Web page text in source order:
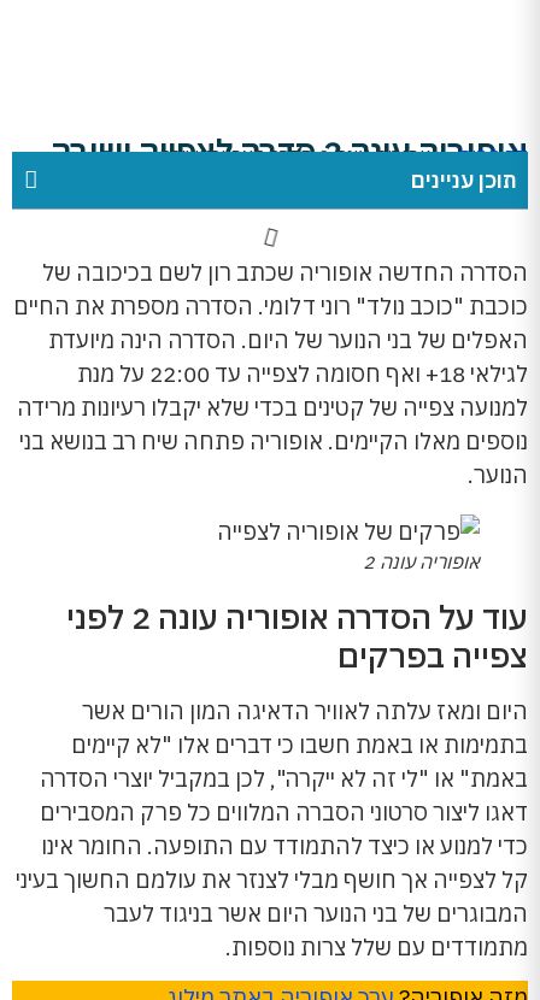
אופוריה עונה 2 סדרה לצפייה ישירה
דף הבית»אופוריה עונה 2 סדרה לצפייה ישירה
תוכן עניינים
הסדרה החדשה אופוריה שכתב רון לשם בכיכובה של
כוכבת "כוכב נולד" רוני דלומי. הסדרה מספרת את החיים
האפלים של בני הנוער של היום. הסדרה הינה מיועדת
לגילאי 18+ ואף חסומה לצפייה עד 22:00 על מנת
למנועה צפייה של קטינים בכדי שלא יקבלו רעיונות מרידה
נוספים מאלו הקיימים. אופוריה פתחה שיח רב בנושא בני
הנוער.
אופוריה עונה 2
עוד על הסדרה אופוריה עונה 2 לפני
צפייה בפרקים
היום ומאז עלתה לאוויר הדאיגה המון הורים אשר
בתמימות או באמת חשבו כי דברים אלו "לא קיימים
באמת" או "לי זה לא ייקרה", לכן במקביל יוצרי הסדרה
דאגו ליצור סרטוני הסברה המלווים כל פרק המסבירים
כדי למנוע או כיצד להתמודד עם התופעה. החומר אינו
קל לצפייה אך חושף מבלי לצנזר את עולמם החשוך בעיני
המבוגרים של בני הנוער היום אשר בניגוד לעבר
מתמודדים עם שלל צרות נוספות.